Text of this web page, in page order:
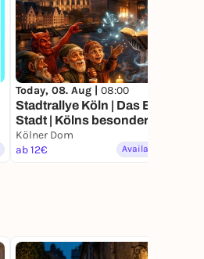
Today, 08. Aug | 08:00
Stadtrallye Köln | Das Echo der
Stadt | Kölns besondere
Geschichtentour
Kölner Dom
ab 12€
Available Anytime